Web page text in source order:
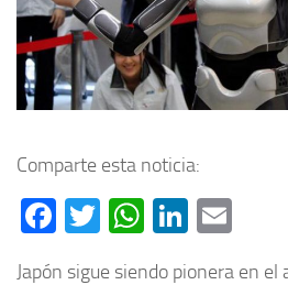
Comparte esta noticia:
Facebook
Twitter
WhatsApp
Japón sigue siendo pionera en